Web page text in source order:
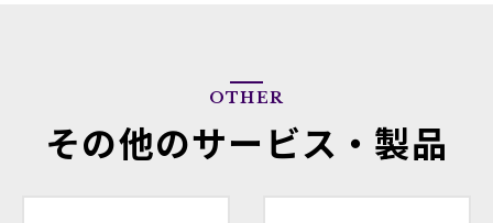
OTHER
その他のサービス・製品